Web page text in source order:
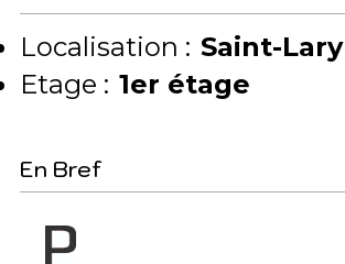
Localisation : Saint-
Etage : 1er étage
En Bref